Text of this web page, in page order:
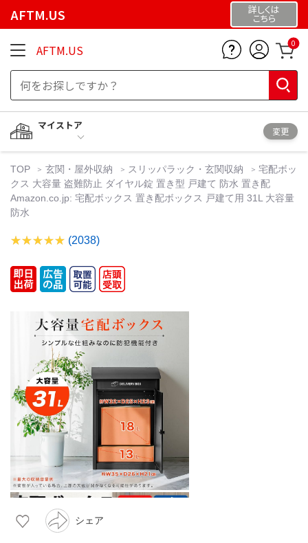
AFTM.US 詳しくは
こちら
AFTM.US 0
マイストア
変更
TOP 玄関・屋外収納 スリッパラック・玄関収納
宅配ボッ
クス 大容量 盗難防止 ダイヤル錠 置き型 戸建て 防水 置き配
Amazon.co.jp: 宅配ボックス 置き配ボックス 戸建て用 31L 大容量
防水
(2038)
シェア